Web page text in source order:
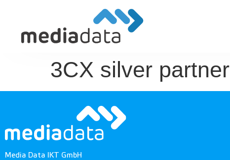
3CX silver partner
Media Data IKT GmbH